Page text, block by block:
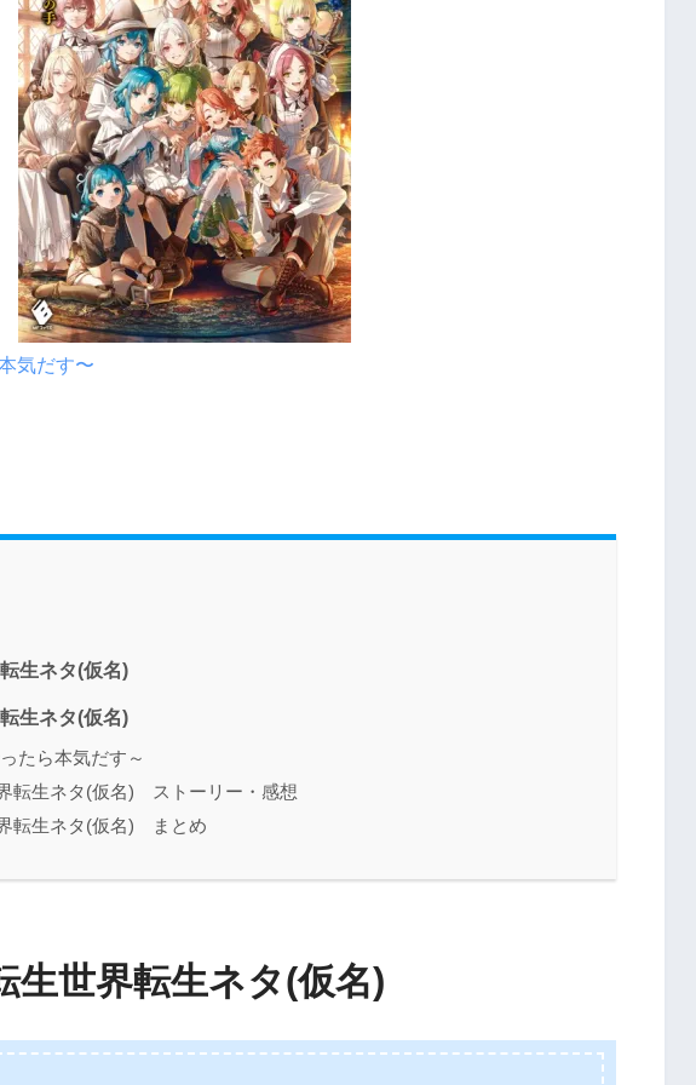
気だす〜
生ネタ(仮名)
生ネタ(仮名)
たら本気だす～
転生ネタ(仮名) ストーリー・感想
転生ネタ(仮名) まとめ
生世界転生ネタ(仮名)